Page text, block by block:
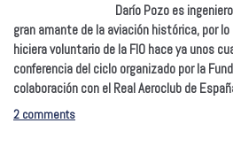
Darío Pozo es
gran amante de la aviación histórica, por
hiciera voluntario de la FIO hace ya unos
conferencia del ciclo organizado por la
colaboración con el Real Aeroclub de
2 comments